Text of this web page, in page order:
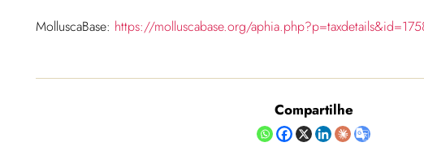
MolluscaBase: https://molluscabase.org/
Compartilhe